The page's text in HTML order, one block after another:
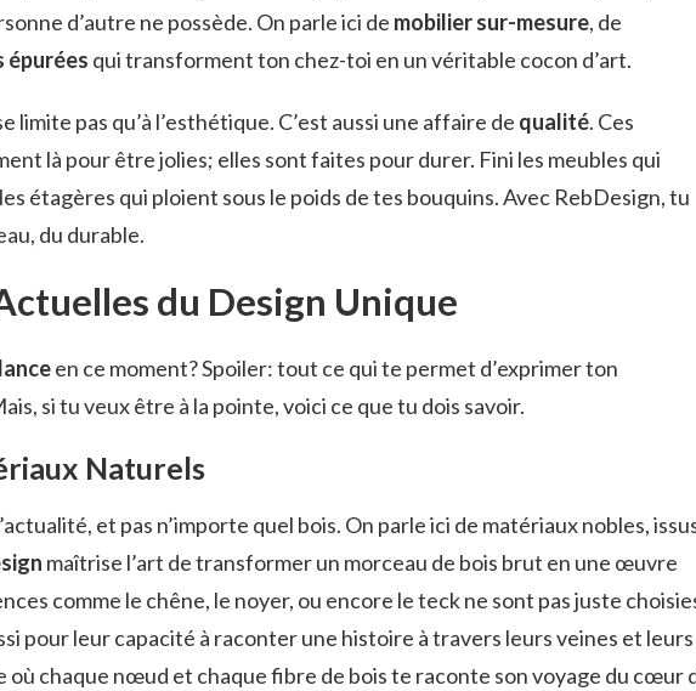
d’autre ne possède. On parle ici de mobilier sur-mesure, de
épurées qui transforment ton chez-toi en un véritable cocon d’art.
limite pas qu’à l’esthétique. C’est aussi une affaire de qualité. Ces
là pour être jolies; elles sont faites pour durer. Fini les meubles qui
étagères qui ploient sous le poids de tes bouquins. Avec RebDesign, tu
du durable.
du Design Unique
en ce moment? Spoiler: tout ce qui te permet d’exprimer ton
si tu veux être à la pointe, voici ce que tu dois savoir.
Naturels
et pas n’importe quel bois. On parle ici de matériaux nobles,
maîtrise l’art de transformer un morceau de bois brut en une œuvre
comme le chêne, le noyer, ou encore le teck ne sont pas juste
pour leur capacité à raconter une histoire à travers leurs veines et leurs
où chaque nœud et chaque fibre de bois te raconte son voyage du cœur